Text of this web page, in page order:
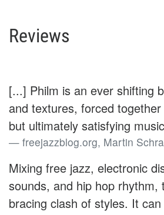
Reviews
[...] Philm is an ever shifting
and textures, forced
but ultimately satisfying
freejazzblog.org, Martin
Mixing free jazz, electronic
sounds, and hip hop rhythm,
bracing clash of styles. It